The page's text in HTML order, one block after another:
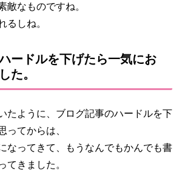
敵なものですね。
るしね。
ードルを下げたら一気にお
た。
たように、ブログ記事のハードルを下
ってからは、
なってきて、もうなんでもかんでも書
てきました。